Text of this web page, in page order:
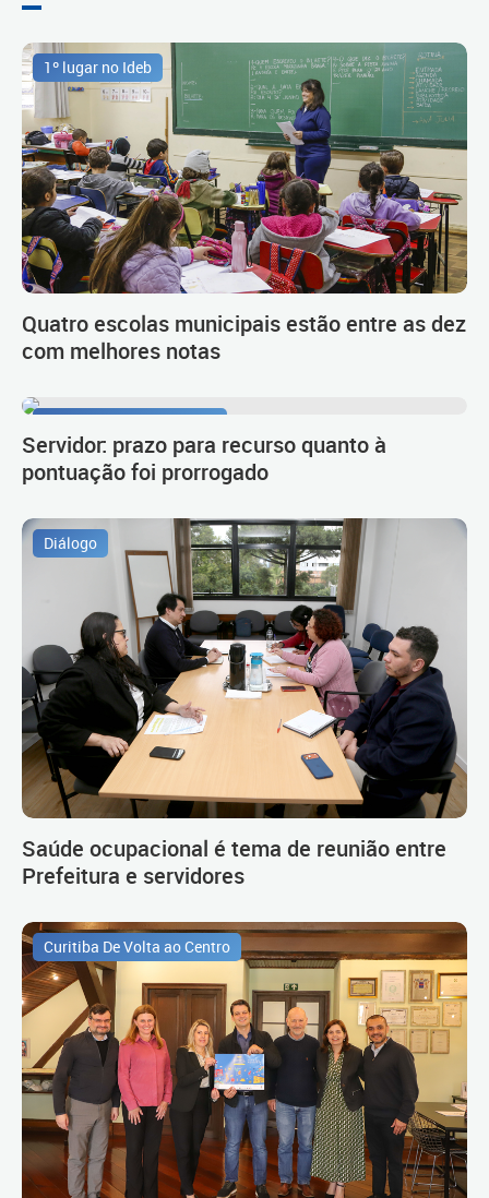
1º lugar no Ideb
Quatro escolas municipais estão entre as dez
com melhores notas
Servidor: prazo para recurso quanto à
pontuação foi prorrogado
Diálogo
Saúde ocupacional é tema de reunião entre
Prefeitura e servidores
Curitiba De Volta ao Centro